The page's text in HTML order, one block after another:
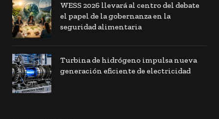
WESS 2026 llevará al centro del debate
el papel de la gobernanza en la
seguridad alimentaria
Turbina de hidrógeno impulsa nueva
generación eficiente de electricidad